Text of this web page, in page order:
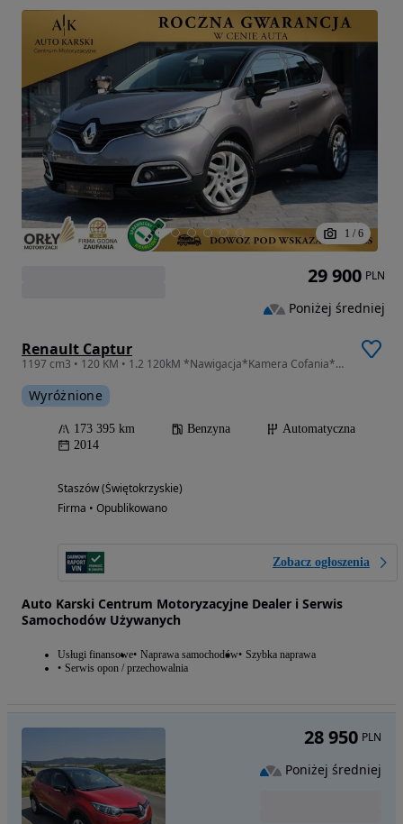
1 / 6
Renault Captur
1197 cm3 • 120 KM • 1.2 120kM *Nawigacja*Kamera Cofania*Bluetooth*Klimatronic*Grzane Fotel
Wyróżnione
173 395 km Benzyna
Automatyczna
2014
Staszów (Świętokrzyskie)
Firma • Opublikowano
Zobacz ogłoszenia
Auto Karski Centrum Motoryzacyjne Dealer i Serwis
Samochodów Używanych
Usługi finansowe Naprawa samochodów Szybka naprawa
Serwis opon / przechowalnia
29 900 PLN
Poniżej średniej
28 950 PLN
Poniżej średniej